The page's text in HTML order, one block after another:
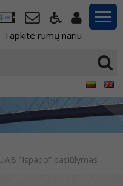
Tapkite rūmų nariu
UAB “Ispado” pasiūlymas